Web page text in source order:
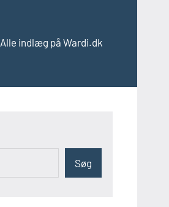
Alle indlæg på Wardi.dk
Søg